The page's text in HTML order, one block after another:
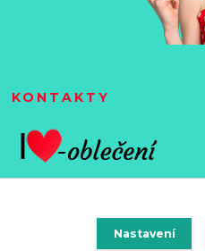
KONTAKTY
Nastavení